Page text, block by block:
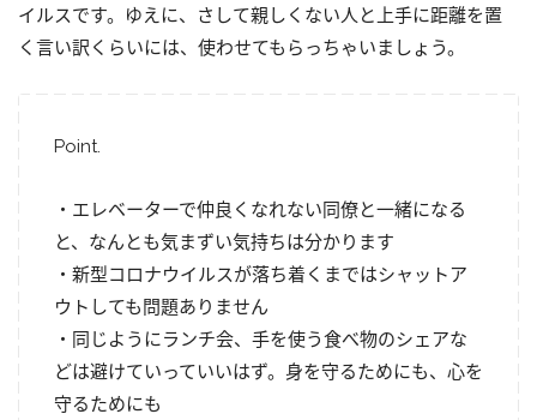
イルスです。ゆえに、さして親しくない人と上手に距離を置
く言い訳くらいには、使わせてもらっちゃいましょう。
Point.
・エレベーターで仲良くなれない同僚と一緒になる
と、なんとも気まずい気持ちは分かります
・新型コロナウイルスが落ち着くまではシャットア
ウトしても問題ありません
・同じようにランチ会、手を使う食べ物のシェアな
どは避けていっていいはず。身を守るためにも、心を
守るためにも